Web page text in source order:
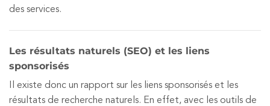
des services.
Les résultats naturels (SEO) et les liens
sponsorisés
Il existe donc un rapport sur les liens sponsorisés et les
résultats de recherche naturels. En effet, avec les outils de